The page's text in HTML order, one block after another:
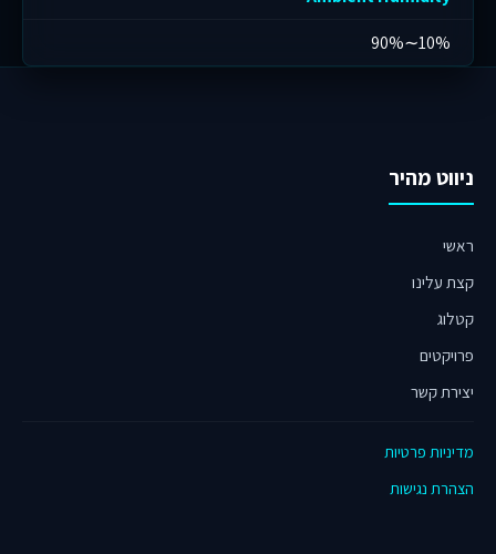
10%∽90%
ניווט מהיר
ראשי
קצת עלינו
קטלוג
פרויקטים
יצירת קשר
מדיניות פרטיות
הצהרת נגישות